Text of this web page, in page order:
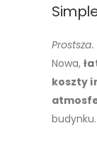
Nowa,
koszty
budynku.